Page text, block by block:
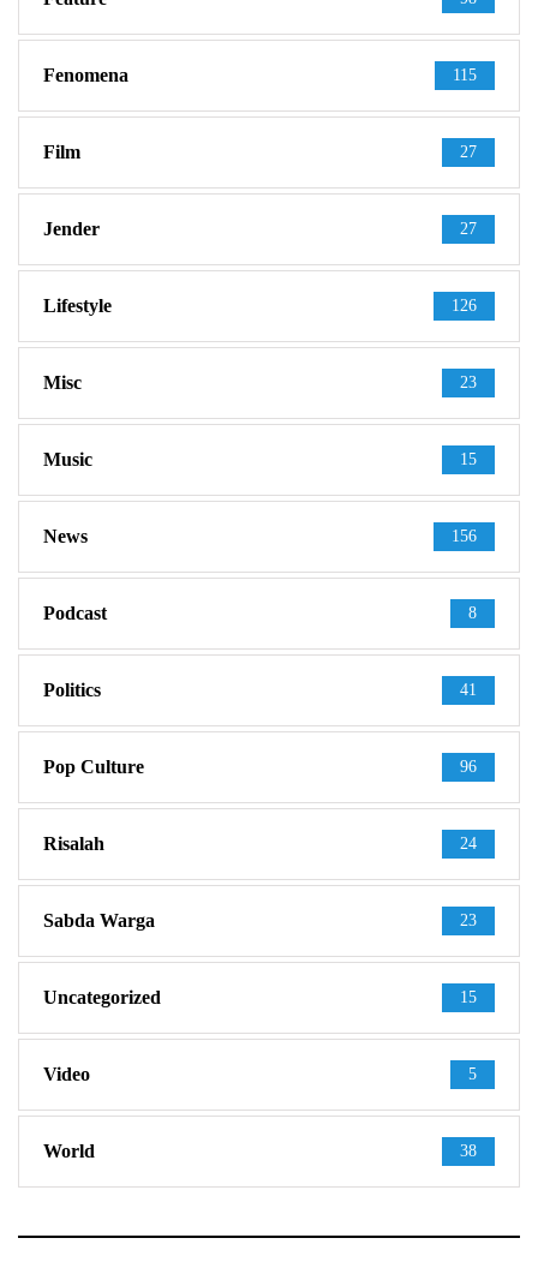
Fenomena 115
Film 27
Jender 27
Lifestyle 126
Misc 23
Music 15
News 156
Podcast 8
Politics 41
Pop Culture 96
Risalah 24
Sabda Warga 23
Uncategorized 15
Video 5
World 38